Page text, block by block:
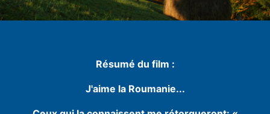
Résumé du film :
J'aime la Roumanie...